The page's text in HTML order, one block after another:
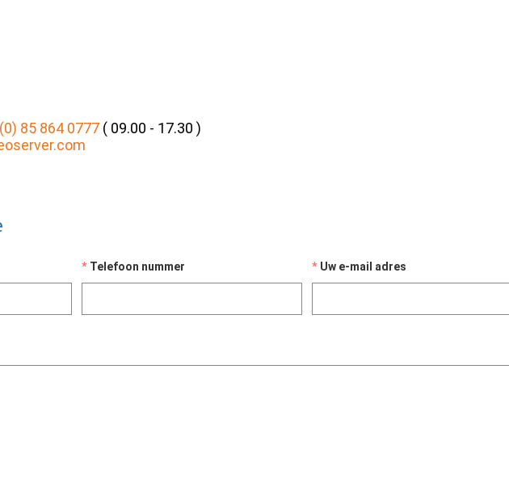
85 864 0777 ( 09.00 - 17.30 )
Telefoon nummer Uw e-mail adres